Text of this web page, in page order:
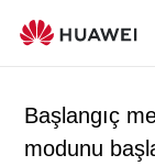
Başlangıç
modunu